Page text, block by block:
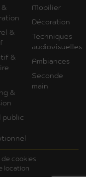
&
&
&
&
public
Mobilier
Décoration
Techniques
audiovisuelles
Ambiances
Seconde
main
de cookies
location